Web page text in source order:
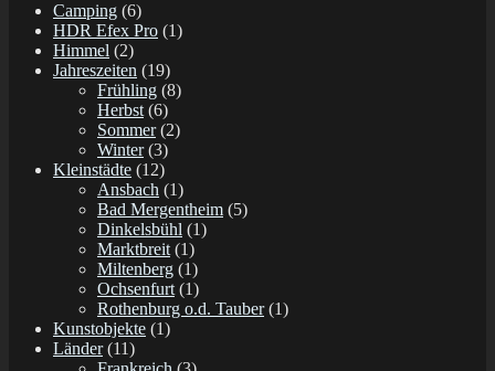
Camping (6)
HDR Efex Pro (1)
Himmel (2)
Jahreszeiten (19)
Frühling (8)
Herbst(6)
Sommer(2)
Winter(3)
Kleinstädte (12)
Ansbach (1)
Bad Mergentheim (5)
Dinkelsbühl (1)
Marktbreit(1)
Miltenberg (1)
Ochsenfurt(1)
Rothenburg o.d. Tauber(1)
Kunstobjekte (1)
Länder(11)